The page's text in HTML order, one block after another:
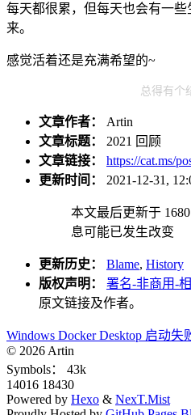
每天都很累，但每天也会有一
来。
感觉活着还是充满希望的~
总得有个
文章作者： Artin
文章标题： 2021 回顾
文章链接：
https://cat.ms/
更新时间： 2021-12-31,
本文最后更新于 1680
息可能已发生改变
更新历史： Blame, History
版权声明： 署名-非商用-
原文链接及作者。
Windows Docker Desktop 启动失
© 2026 Artin
Symbols：
43k
14016 18430
Powered by Hexo & NexT.Mist